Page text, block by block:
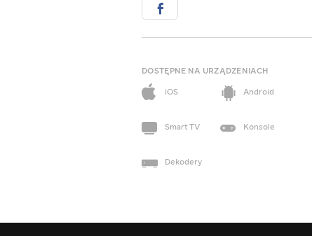
DOSTĘPNE NA URZĄDZENIACH
iOS
Android
Smart TV Konsole
Dekodery